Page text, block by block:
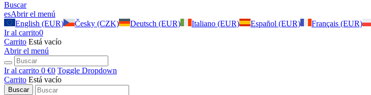
Buscar
esAbrir el menú
English (EUR)
Česky (CZK) Deutsch (EUR) Italiano (EUR) Español (EUR) Français (EUR)
Ir al carrito0
Carrito Está vacío
Abrir el menú
Ir al carrito 0 €0 Toggle Dropdown
Carrito Está vacío
Buscar